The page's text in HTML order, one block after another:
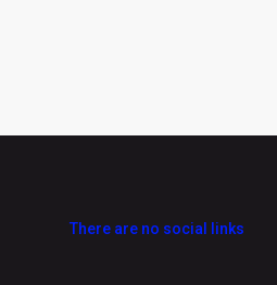
There are no social links